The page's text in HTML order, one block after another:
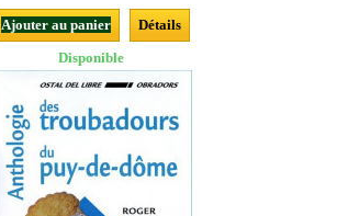
Ajouter au panier
Détails
Disponible